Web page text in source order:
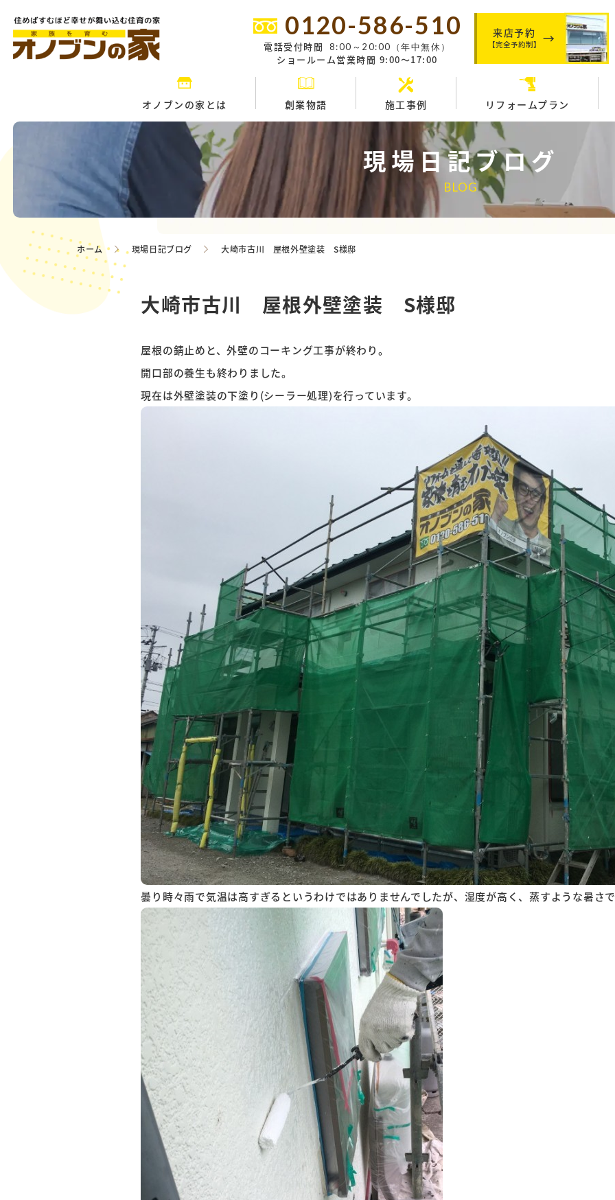
0120-586-510
電話受付時間 8:00～20:00（年中無休）
ショールーム営業時間 9:00～17:00
来店予約
【完全予約制】
オノブンの家とは 創業物語 施工事例 リフォームプラン
現場日記ブログ
BLOG
ホーム 現場日記ブログ 大崎市古川 屋根外壁塗装 S様邸
大崎市古川 屋根外壁塗装 S様邸
屋根の錆止めと、外壁のコーキング工事が終わり。
開口部の養生も終わりました。
現在は外壁塗装の下塗り(シーラー処理)を行っています。
曇り時々雨で気温は高すぎるというわけではありませんでしたが、湿度が高く、蒸すような暑さ